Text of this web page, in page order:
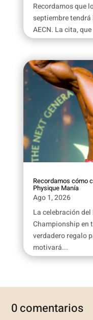
Recordamos que
septiembre
AECN. La cita,
Recordamos cómo
Physique Manía
Ago 1, 2026
La celebración
Championship en
verdadero regalo
motivará...
0 comentarios